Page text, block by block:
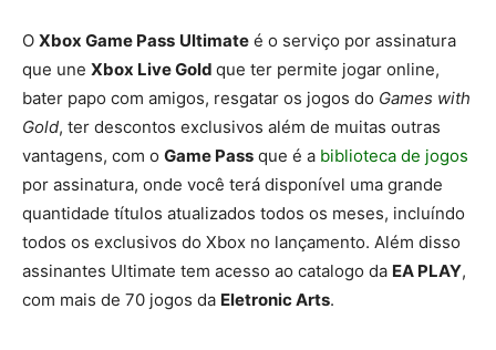
O Xbox Game Pass Ultimate é o serviço por assinatura
que une Xbox Live Gold que ter permite jogar online,
bater papo com amigos, resgatar os jogos do Games with
Gold, ter descontos exclusivos além de muitas outras
vantagens, com o Game Pass que é a biblioteca de jogos
por assinatura, onde você terá disponível uma grande
quantidade títulos atualizados todos os meses, incluíndo
todos os exclusivos do Xbox no lançamento. Além disso
assinantes Ultimate tem acesso ao catalogo da EA PLAY,
com mais de 70 jogos da Eletronic Arts.